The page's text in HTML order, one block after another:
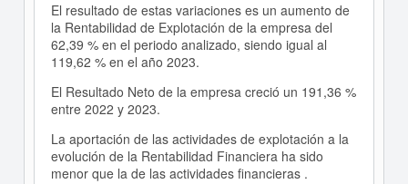
El resultado de estas variaciones es un aumento de
la Rentabilidad de Explotación de la empresa del
62,39 % en el periodo analizado, siendo igual al
119,62 % en el año 2023.
El Resultado Neto de la empresa creció un 191,36 %
entre 2022 y 2023.
La aportación de las actividades de explotación a la
evolución de la Rentabilidad Financiera ha sido
menor que la de las actividades financieras .